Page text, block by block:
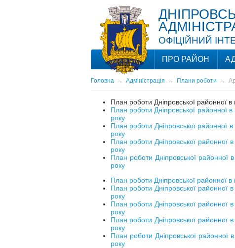
ОФІЦІЙНИЙ
ПРО РАЙОН
Головна→ Адміністрація → Плани роботи →
План роботи Дніпровської районної в
План роботи Дніпровської районної в
року
План роботи Дніпровської районної в
року
План роботи Дніпровської районної в
року
План роботи Дніпровської районної в
року
План роботи Дніпровської районної в
План роботи Дніпровської районної в
року
План роботи Дніпровської районної в
року
План роботи Дніпровської районної в
року
План роботи Дніпровської районної в
року